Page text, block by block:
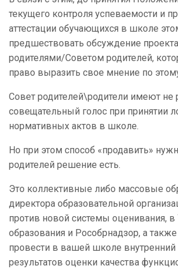
текущего контроля успеваемости и
аттестации обучающихся в школе
предшествовать обсуждение
родителями/Советом родителей,
право выразить свое мнение по
Совет родителей\родители имеют
совещательный голос при принятии
нормативных актов в школе.
Но при этом способ «продавить»
родителей решение есть.
Это коллективные либо массовые
директора образовательной
против новой системы оценивания, в
образования и Рособрнадзор, а
провести в вашей школе внутренний
результатов оценки качества